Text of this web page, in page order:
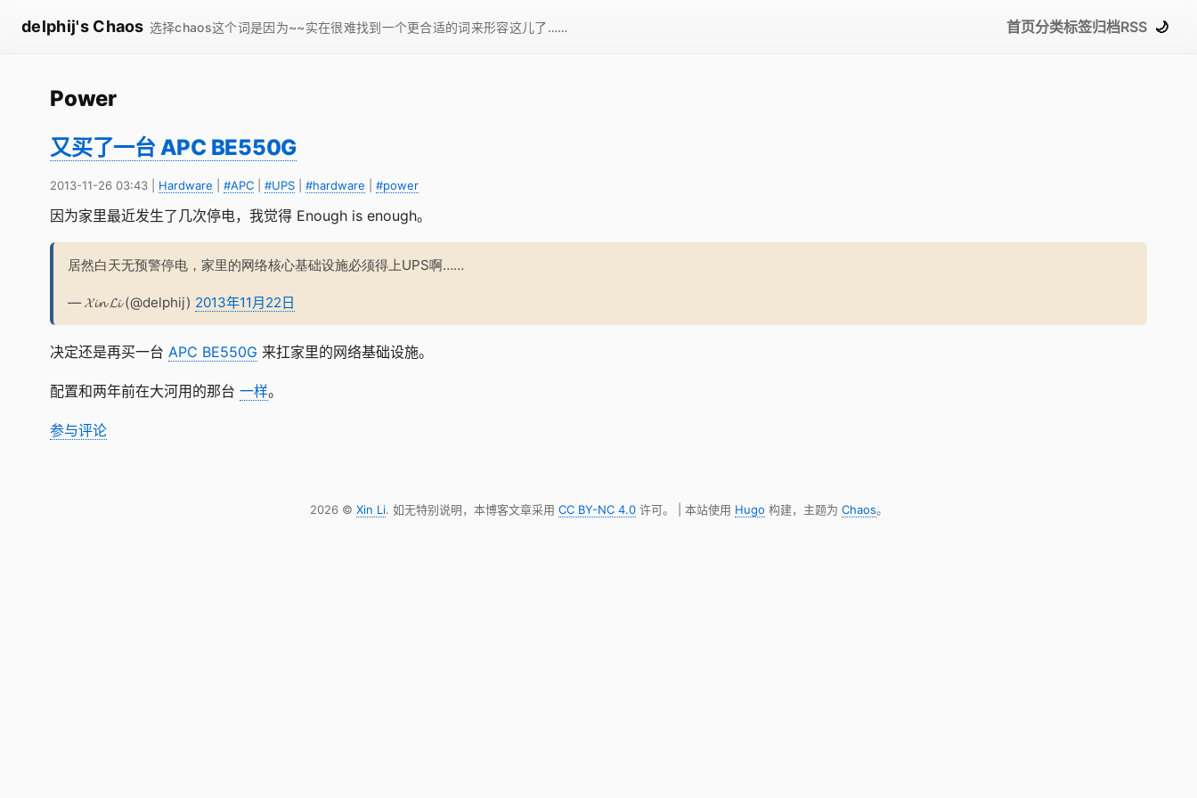
delphij's Chaos 选择chaos这个词是因为~~实在很难找到一个更合适的词来形容这儿了…… 首页分类标签归档RSS 🌙
Power
又买了一台 APC BE550G
2013-11-26 03:43 Hardware #APC #UPS #hardware #power
因为家里最近发生了几次停电，我觉得 Enough is enough。
居然白天无预警停电，家里的网络核心基础设施必须得上UPS啊……
— 𝓧𝓲𝓷 𝓛𝓲 (@delphij) 2013年11月22日
决定还是再买一台 APC BE550G 来扛家里的网络基础设施。
配置和两年前在大河用的那台 一样。
参与评论
2026 © Xin Li. 如无特别说明，本博客文章采用 CC BY-NC 4.0许可。 | 本站使用 Hugo 构建，主题为 Chaos。